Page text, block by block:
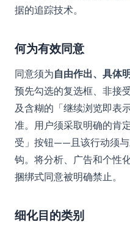
据的追踪技术。
何为有效同意
同意须为自由作出、具体
预先勾选的复选框、非接
及含糊的「继续浏览即表
准。用户须采取明确的肯
受」按钮——且该行动须
钩。将分析、广告和个性
捆绑式同意被明确禁止。
细化目的类别